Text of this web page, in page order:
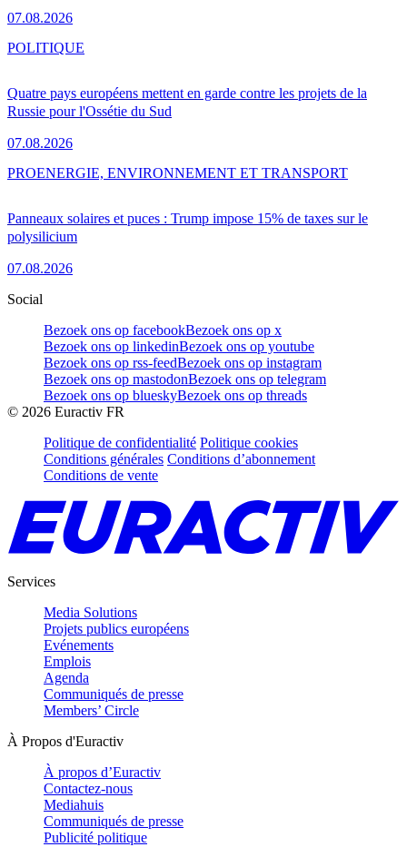
07.08.2026
Quatre pays européens mettent en garde contre les projets de la
Russie pour l'Ossétie du Sud
07.08.2026
POLITIQUE
Panneaux solaires et puces : Trump impose 15% de taxes sur le
polysilicium
07.08.2026
PROENERGIE, ENVIRONNEMENT ET TRANSPORT
Social
Bezoek ons op facebookBezoek ons op x
Bezoek ons op linkedinBezoek ons op youtube
Bezoek ons op rss-feedBezoek ons op instagram
Bezoek ons op mastodonBezoek ons op telegram
Bezoek ons op blueskyBezoek ons op threads
© 2026 Euractiv FR
Politique de confidentialité Politique cookies
Conditions générales Conditions d’abonnement
Conditions de vente
Services
Media Solutions
Projets publics européens
Evénements
Emplois
Agenda
Communiqués de presse
Members’ Circle
À Propos d'Euractiv
À propos d’Euractiv
Contactez-nous
Mediahuis
Communiqués de presse
Publicité politique